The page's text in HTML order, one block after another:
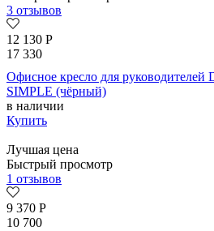
3 отзывов
12 130 Р
17 330
Офисное кресло для
SIMPLE (чёрный)
в наличии
Купить
Лучшая цена
Быстрый просмотр
1 отзывов
9 370 Р
10 700